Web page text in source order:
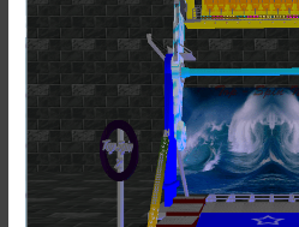
No.2
Langhoff